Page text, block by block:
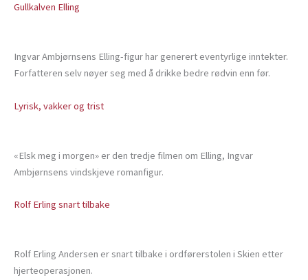
Gullkalven Elling
Ingvar Ambjørnsens Elling-figur har generert eventyrlige inntekter.
Forfatteren selv nøyer seg med å drikke bedre rødvin enn før.
Lyrisk, vakker og trist
«Elsk meg i morgen» er den tredje filmen om Elling, Ingvar
Ambjørnsens vindskjeve romanfigur.
Rolf Erling snart tilbake
Rolf Erling Andersen er snart tilbake i ordførerstolen i Skien etter
hjerteoperasjonen.